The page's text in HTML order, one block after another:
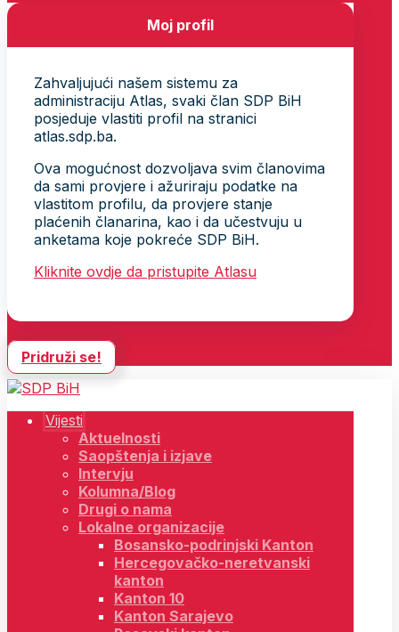
Moj profil
Zahvaljujući našem sistemu za
administraciju Atlas, svaki član SDP BiH
posjeduje vlastiti profil na stranici
atlas.sdp.ba.
Ova mogućnost dozvoljava svim članovima
da sami provjere i ažuriraju podatke na
vlastitom profilu, da provjere stanje
plaćenih članarina, kao i da učestvuju u
anketama koje pokreće SDP BiH.
Kliknite ovdje da pristupite Atlasu
Pridruži se!
Vijesti
Aktuelnosti
Saopštenja i izjave
Intervju
Kolumna/Blog
Drugi o nama
Lokalne organizacije
Bosansko-podrinjski Kanton
Hercegovačko-neretvanski
kanton
Kanton 10
Kanton Sarajevo